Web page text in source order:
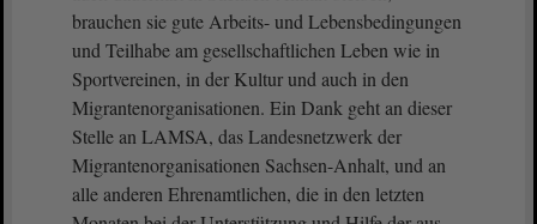
brauchen sie gute Arbeits- und Lebensbedingungen
und Teilhabe am gesellschaftlichen Leben wie in
Sportvereinen, in der Kultur und auch in den
Migrantenorganisationen. Ein Dank geht an dieser
Stelle an LAMSA, das Landesnetzwerk der
Migrantenorganisationen Sachsen-Anhalt, und an
alle anderen Ehrenamtlichen, die in den letzten